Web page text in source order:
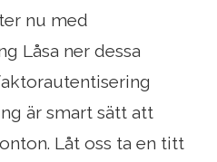
nu med
Låsa ner dessa
är smart sätt att
Låt oss ta en titt